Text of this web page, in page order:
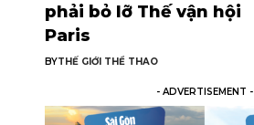
phải bỏ lỡ Thế vận hội
Paris
BYTHẾ GIỚI THỂ THAO
- ADVERTISEMENT -